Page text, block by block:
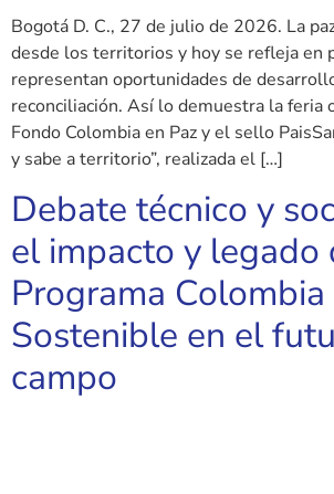
Bogotá D. C., 27 de julio de 2026. La
desde los territorios y hoy se refleja en
representan oportunidades de
reconciliación. Así lo demuestra la feria
Fondo Colombia en Paz y el sello
y sabe a territorio”, realizada el […]
Debate técnico y
el impacto y legado
Programa Colombia
Sostenible en el
campo